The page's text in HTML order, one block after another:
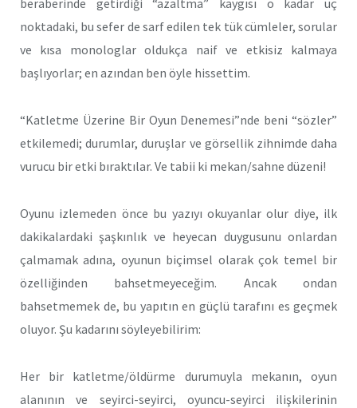
beraberinde getirdiği “azaltma” kaygısı o kadar uç
noktadaki, bu sefer de sarf edilen tek tük cümleler, sorular
ve kısa monologlar oldukça naif ve etkisiz kalmaya
başlıyorlar; en azından ben öyle hissettim.
“Katletme Üzerine Bir Oyun Denemesi”nde beni “sözler”
etkilemedi; durumlar, duruşlar ve görsellik zihnimde daha
vurucu bir etki bıraktılar. Ve tabii ki mekan/sahne düzeni!
Oyunu izlemeden önce bu yazıyı okuyanlar olur diye, ilk
dakikalardaki şaşkınlık ve heyecan duygusunu onlardan
çalmamak adına, oyunun biçimsel olarak çok temel bir
özelliğinden bahsetmeyeceğim. Ancak ondan
bahsetmemek de, bu yapıtın en güçlü tarafını es geçmek
oluyor. Şu kadarını söyleyebilirim:
Her bir katletme/öldürme durumuyla mekanın, oyun
alanının ve seyirci-seyirci, oyuncu-seyirci ilişkilerinin